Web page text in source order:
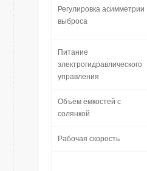
Регулировка асимметрии
выброса
Питание
электрогидравлического
управления
Объём ёмкостей с
солянкой
Рабочая скорость